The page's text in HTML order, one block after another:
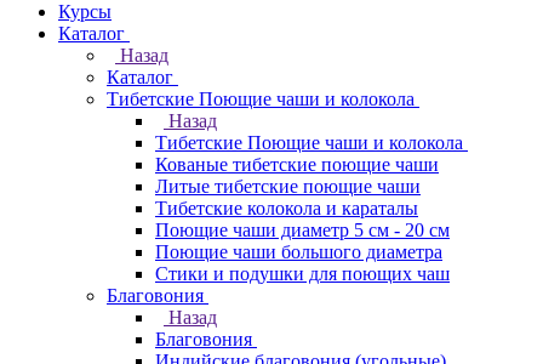
Курсы
Каталог
Назад
Каталог
Тибетские Поющие чаши и колокола
Назад
Тибетские Поющие чаши и колокола
Кованые тибетские поющие чаши
Литые тибетские поющие чаши
Тибетские колокола и караталы
Поющие чаши диаметр 5 см - 20 см
Поющие чаши большого диаметра
Стики и подушки для поющих чаш
Благовония
Назад
Благовония